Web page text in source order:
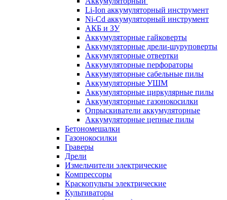
Li-Ion аккумуляторный инструмент
Ni-Cd аккумуляторный инструмент
АКБ и ЗУ
Аккумуляторные гайковерты
Аккумуляторные дрели-шуруповерты
Аккумуляторные отвертки
Аккумуляторные перфораторы
Аккумуляторные сабельные пилы
Аккумуляторные УШМ
Аккумуляторные циркулярные пилы
Аккумуляторные газонокосилки
Опрыскиватели аккумуляторные
Аккумуляторные цепные пилы
Бетономешалки
Газонокосилки
Граверы
Дрели
Измельчители электрические
Компрессоры
Краскопульты электрические
Культиваторы